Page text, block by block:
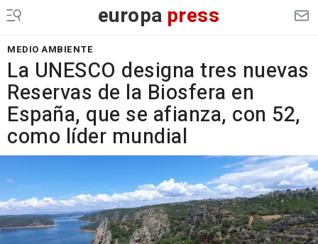
europa press
MEDIO AMBIENTE
La UNESCO designa tres nuevas
Reservas de la Biosfera en
España, que se afianza, con 52,
como líder mundial